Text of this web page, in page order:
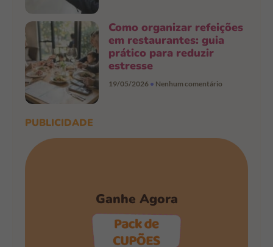
Como organizar refeições
em restaurantes: guia
prático para reduzir
estresse
19/05/2026 Nenhum comentário
PUBLICIDADE
Ganhe Agora